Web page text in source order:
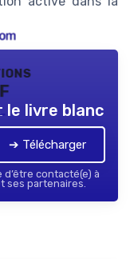
livre blanc
➔ Télécharger
contacté(e) à
ses partenaires.